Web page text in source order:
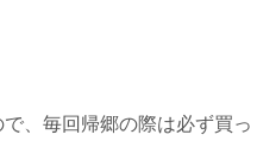
、毎回帰郷の際は必ず買っ